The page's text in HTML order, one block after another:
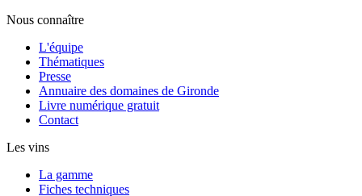
Nous connaître
L'équipe
Thématiques
Presse
Annuaire des domaines de Gironde
Livre numérique gratuit
Contact
Les vins
La gamme
Fiches techniques